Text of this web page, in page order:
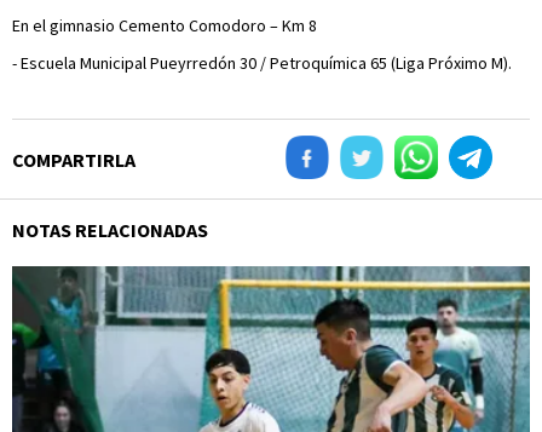
En el gimnasio Cemento Comodoro – Km 8
- Escuela Municipal Pueyrredón 30 / Petroquímica 65 (Liga Próximo M).
COMPARTIRLA
NOTAS RELACIONADAS